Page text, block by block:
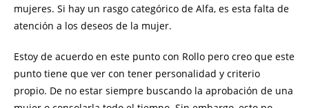
mujeres. Si hay un rasgo categórico de Alfa, es esta falta de
atención a los deseos de la mujer.
Estoy de acuerdo en este punto con Rollo pero creo que este
punto tiene que ver con tener personalidad y criterio
propio. De no estar siempre buscando la aprobación de una